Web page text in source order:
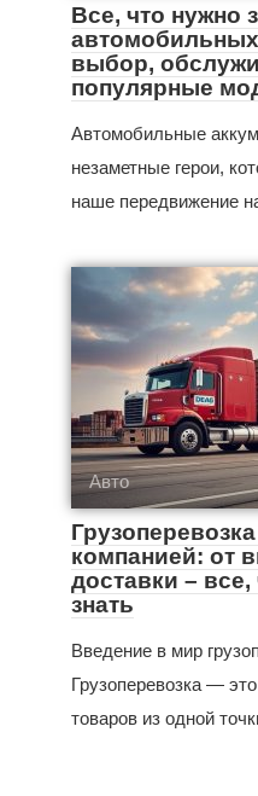
Все, что нужно
выбор,
популярные
Автомобильные
незаметные герои,
наше передвижение
Авто
компанией: от
доставки –
знать
Введение в мир
Грузоперевозка —
товаров из одной